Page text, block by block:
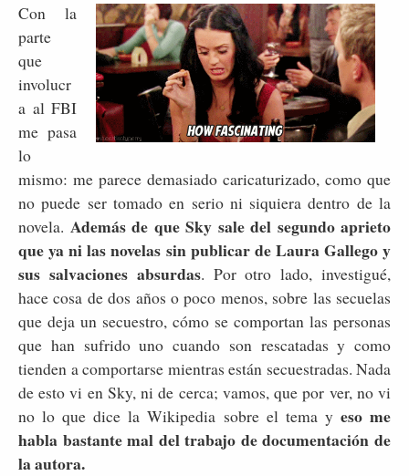
Con la
parte
que
involucr
a al FBI
me pasa
lo
mismo: me parece demasiado caricaturizado, como que
no puede ser tomado en serio ni siquiera dentro de la
novela. Además de que Sky sale del segundo aprieto
que ya ni las novelas sin publicar de Laura Gallego y
sus salvaciones absurdas. Por otro lado, investigué,
hace cosa de dos años o poco menos, sobre las secuelas
que deja un secuestro, cómo se comportan las personas
que han sufrido uno cuando son rescatadas y como
tienden a comportarse mientras están secuestradas. Nada
de esto vi en Sky, ni de cerca; vamos, que por ver, no vi
no lo que dice la Wikipedia sobre el tema y eso me
habla bastante mal del trabajo de documentación de
la autora.